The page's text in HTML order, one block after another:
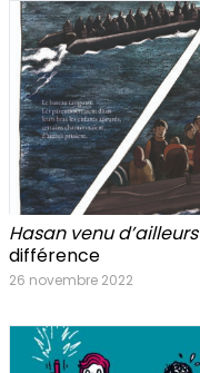
Hasan venu d’ailleurs
différence
26 novembre 2022